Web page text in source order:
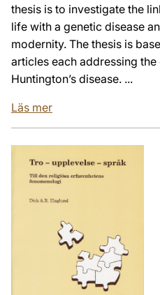
thesis is to investigate the
life with a genetic disease
modernity. The thesis is
articles each addressing
Huntington’s disease. ...
Läs mer